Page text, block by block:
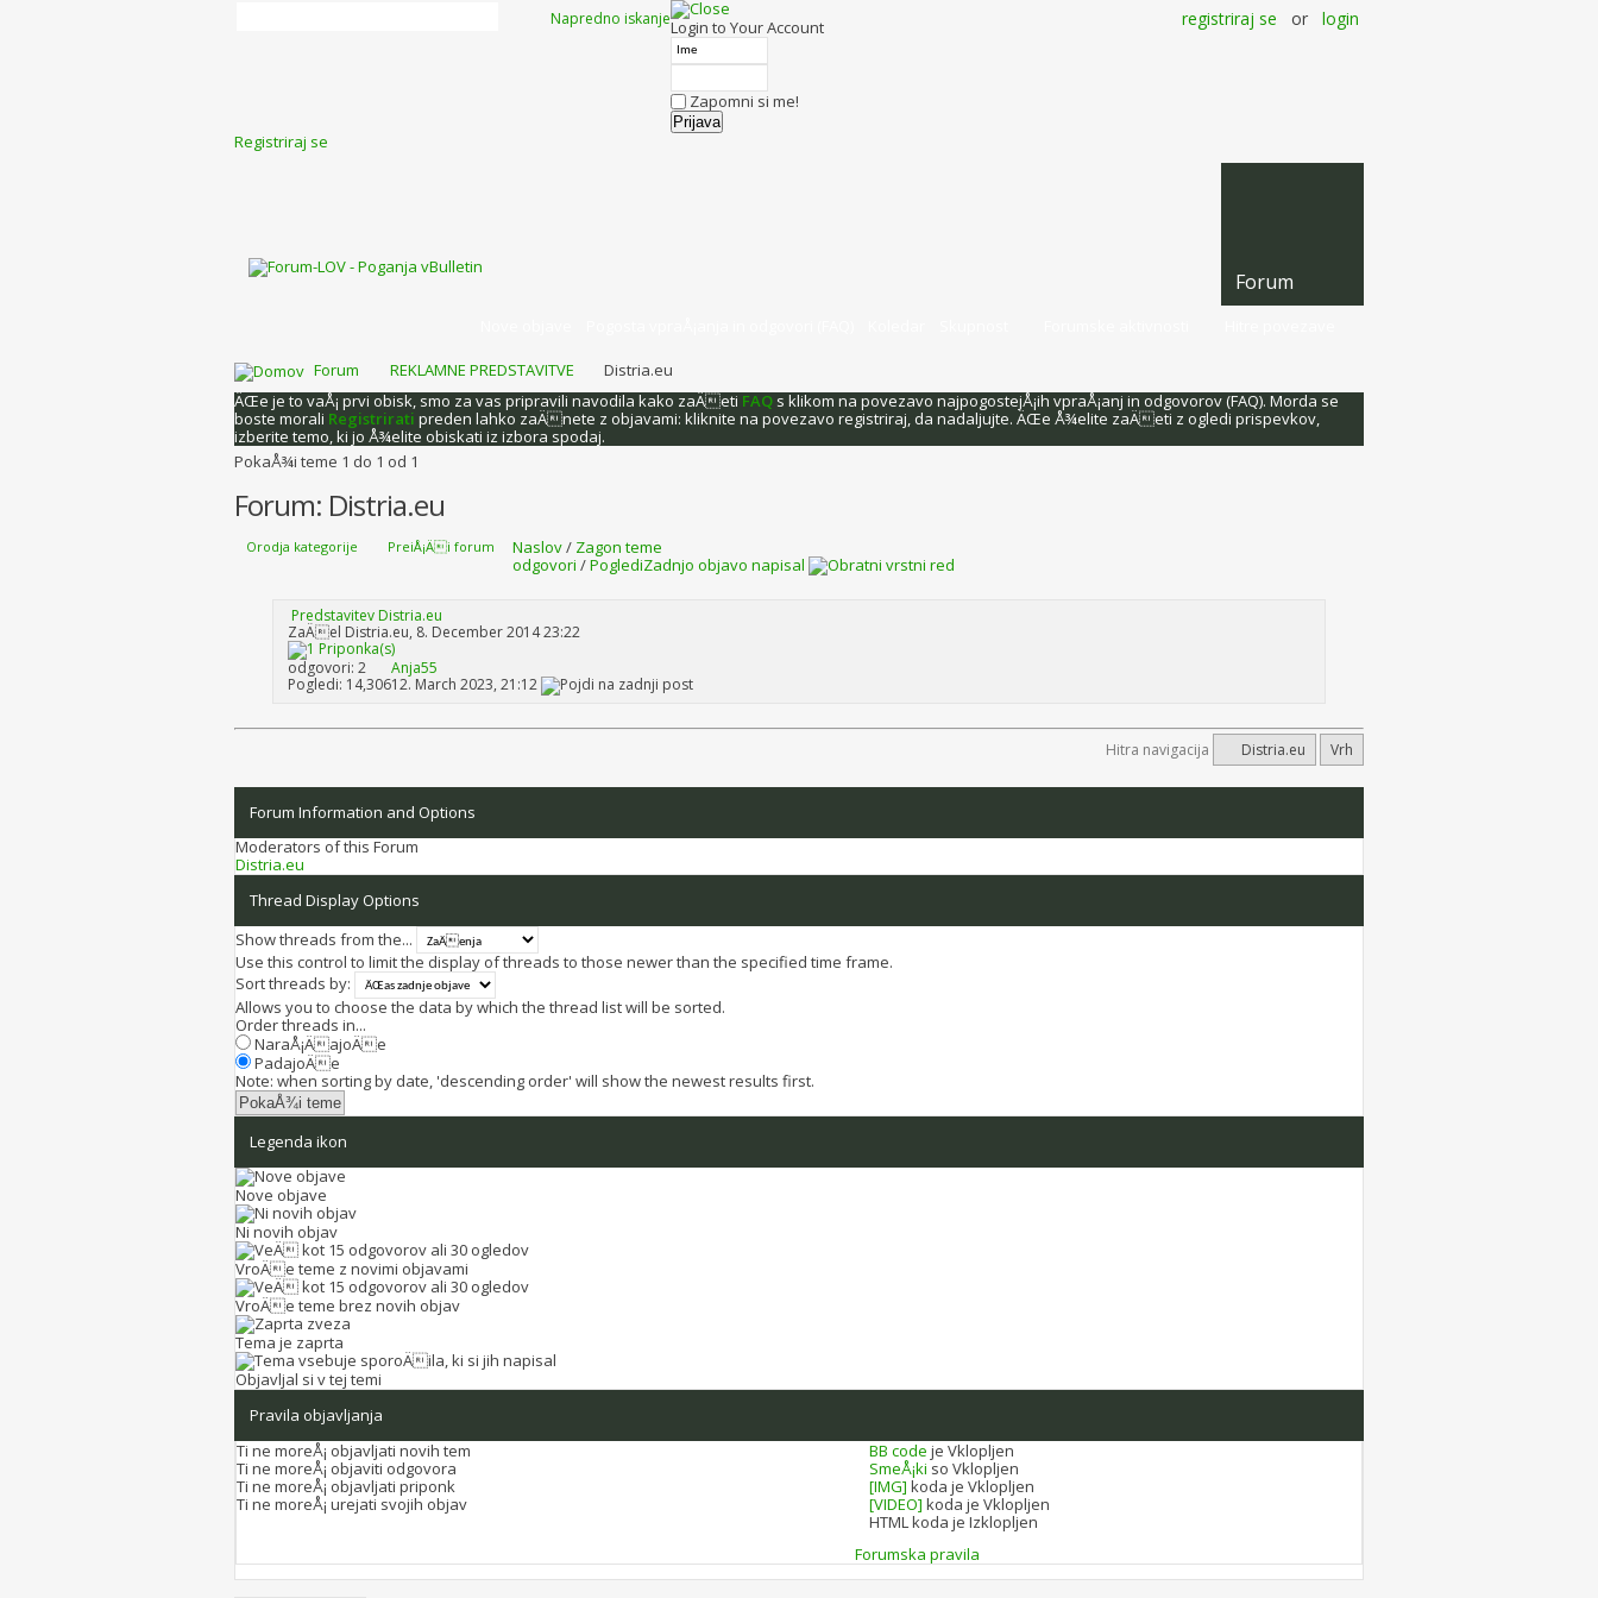
Napredno iskanje registriraj se or login
Login to Your Account
Zapomni si me!
Registriraj se
Forum
Forum REKLAMNE PREDSTAVITVE
Distria.eu
ÄŒe je to vaÅ¡ prvi obisk, smo za vas pripravili navodila kako zaÄeti FAQ s klikom na povezavo najpogostejÅ¡ih vpraÅ¡anj in odgovorov (FAQ). Morda se
boste morali Registrirati preden lahko zaÄnete z objavami: kliknite na povezavo registriraj, da nadaljujte. ÄŒe Å¾elite zaÄeti z ogledi prispevkov,
izberite temo, ki jo Å¾elite obiskati iz izbora spodaj.
PokaÅ¾i teme 1 do 1 od 1
Forum: Distria.eu
Orodja kategorije PreiÅ¡Äi forum Naslov/ Zagon teme
odgovori /PoglediZadnjo objavo napisal
Predstavitev Distria.eu
ZaÄel Distria.eu‎, 8. December 2014 23:22
odgovori: 2
Pogledi: 14,306
Anja55
12. March 2023, 21:12
Hitra navigacija Distria.eu Vrh
Forum Information and Options
Moderators of this Forum
Distria.eu
Thread Display Options
Show threads from the...
Use this control to limit the display of threads to those newer than the specified time frame.
Sort threads by:
Allows you to choose the data by which the thread list will be sorted.
Order threads in...
NaraÅ¡ÄajoÄe
PadajoÄe
Note: when sorting by date, 'descending order' will show the newest results first.
Legenda ikon
Nove objave
Ni novih objav
VroÄe teme z novimi objavami
VroÄe teme brez novih objav
Tema je zaprta
Objavljal si v tej temi
Pravila objavljanja
Ti ne moreÅ¡ objavljati novih tem
Ti ne moreÅ¡ objaviti odgovora
Ti ne moreÅ¡ objavljati priponk
Ti ne moreÅ¡ urejati svojih objav
BB code jeVklopljen
SmeÅ¡ki soVklopljen
[IMG] koda jeVklopljen
[VIDEO] koda jeVklopljen
HTML koda jeIzklopljen
Forumska pravila